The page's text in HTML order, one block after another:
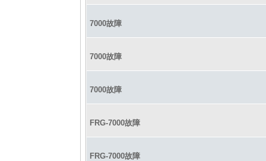
7000故障
7000故障
7000故障
FRG-7000故障
FRG-7000故障